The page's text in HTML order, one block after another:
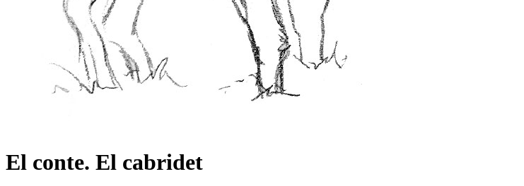
El conte. El cabridet